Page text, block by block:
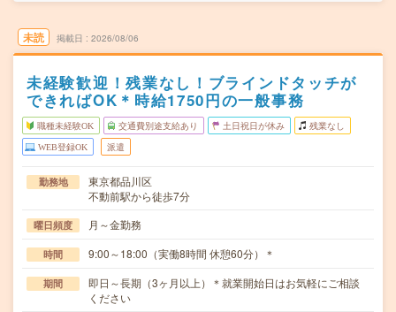
未読 掲載日 2026/08/06
未経験歓迎！残業なし！ブラインドタッチが
できればOK＊時給1750円の一般事務
職種未経験OK 交通費別途支給あり 土日祝日が休み 残業なし
WEB登録OK 派遣
勤務地
東京都品川区
不動前駅から徒歩7分
曜日頻度 月～金勤務
時間 9:00～18:00（実働8時間 休憩60分）＊
期間
即日～長期（3ヶ月以上）＊就業開始日はお気軽にご相談
ください